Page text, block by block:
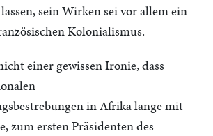
sein Wirken sei vor allem ein
Kolonialismus.
einer gewissen Ironie, dass
in Afrika lange mit
zum ersten Präsidenten des